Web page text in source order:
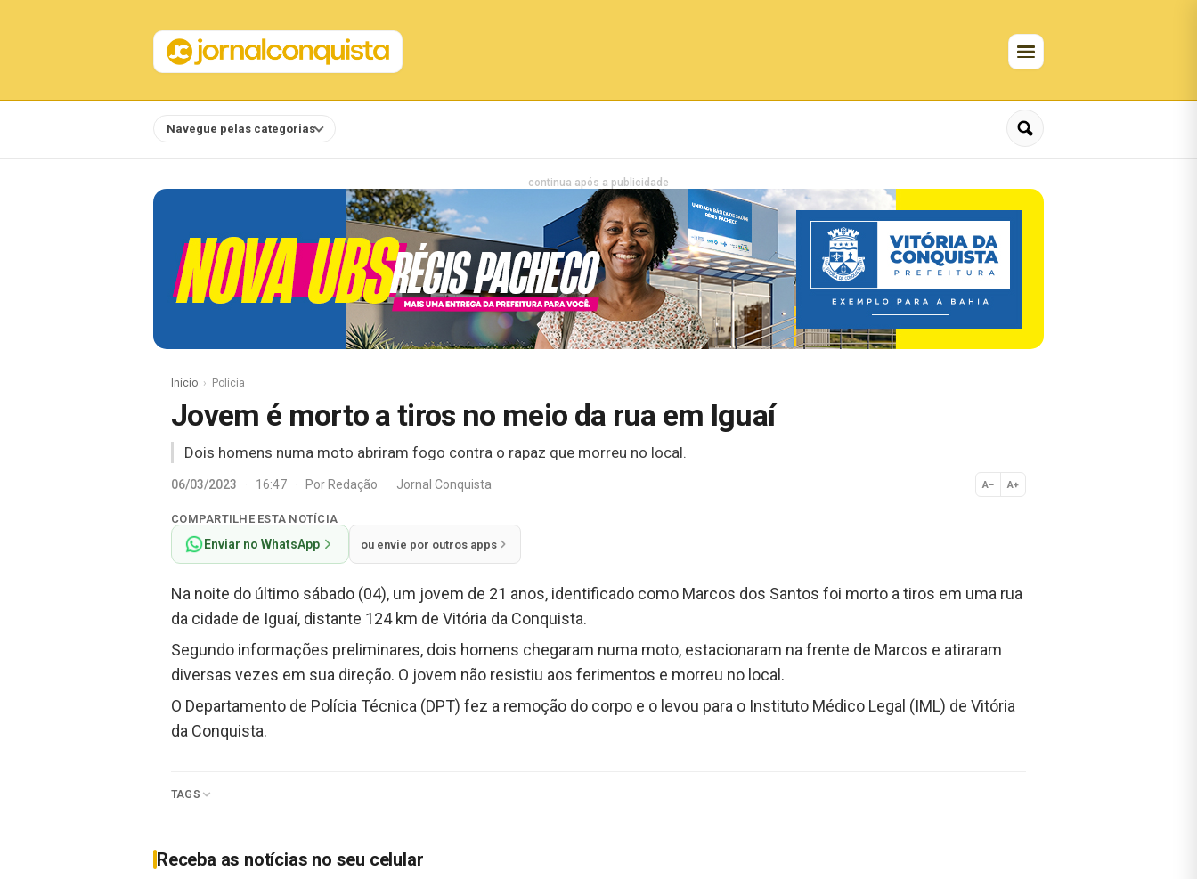
Navegue pelas categorias
continua após a publicidade
Início Polícia
Jovem é morto a tiros no meio da rua em Iguaí
Dois homens numa moto abriram fogo contra o rapaz que morreu no local.
06/03/2023 · 16:47 · PorRedação · Jornal Conquista A− A+
Normal
COMPARTILHE ESTA NOTÍCIA
Enviar no WhatsApp ou envie por outros apps
Na noite do último sábado (04), um jovem de 21 anos, identificado como Marcos dos Santos foi morto a tiros em uma rua
da cidade de Iguaí, distante 124 km de Vitória da Conquista.
Segundo informações preliminares, dois homens chegaram numa moto, estacionaram na frente de Marcos e atiraram
diversas vezes em sua direção. O jovem não resistiu aos ferimentos e morreu no local.
O Departamento de Polícia Técnica (DPT) fez a remoção do corpo e o levou para o Instituto Médico Legal (IML) de Vitória
da Conquista.
TAGS
Receba as notícias no seu celular